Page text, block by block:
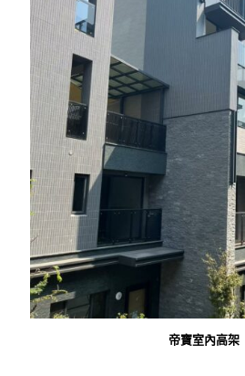
帝寶室內高架